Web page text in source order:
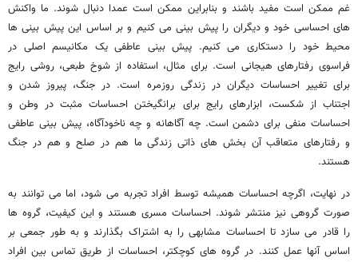
غم ممکن است مفید باشند و بنابراین ممکن است عمدا دنبال شوند. ما واکنش
های احساسی خود و دیگران را پیش بینی می کنیم و بر اساس این پیش بینی ها
محیط خود را دستکاری می کنیم. پیش بینی عاطفی یک مکانیسم اصلی در
فراسوی رفتارهای هیجانی است. برای مثال، استفاده از شوخ طبعی، روشی رایج
برای تغییر احساسات دیگران در زندگی روزمره است. در جنگ، پیروز شدن و
اجتناب از شکست، ابزارهای رایج برای برانگیختن احساسات مثبت در وطن و
احساسات منفی برای دشمن است. چه آگاهانه و چه ناخودآگاه، پیش بینی عاطفی
و رفتارهای متعاقب آن بخش های ذاتی زندگی ما هم در صلح و هم در جنگ
هستند.
در نهایت، اگرچه احساسات همیشه توسط افراد تجربه می شود، اما می توانند به
صورت گروهی نیز منتشر شوند. احساسات مسری هستند و این کیفیت، گروه ها
را قادر می سازد تا احساسات مشابهی را به اشتراک بگذارند و به طور جمعی بر
اساس آنها عمل کنند. در گروه های کوچکتر، احساسات از طریق تماس بین افراد